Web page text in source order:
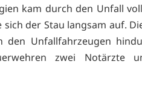
kam durch den Unfall
der Stau langsam auf.
den Unfallfahrzeugen
zwei Notärzte